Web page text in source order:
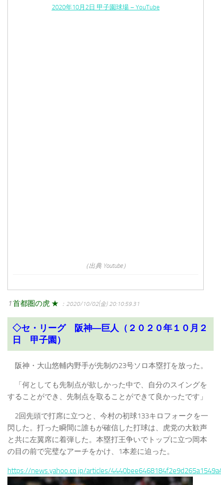
2020年10月2日 甲子園球場 – YouTube
（出典 Youtube）
1首都圏の虎 ★ ：2020/10/02(金) 20:10:59.31
◇セ・リーグ 阪神―巨人（２０２０年１０月２
日 甲子園）
阪神・大山悠輔内野手が先制の23号ソロ本塁打を放った。
「何としても先制点が欲しかった中で、自分のスイングを
することができ、先制点を取ることができて良かったです」
2回先頭で打席に立つと、今村の初球133キロフォークを一
閃した。打った瞬間に誰もが確信した打球は、虎党の大歓声
と共に左翼席に着弾した。本塁打王争いでトップに立つ岡本
の目の前で完璧なアーチをかけ、1本差に迫った。
https://news.yahoo.co.jp/articles/